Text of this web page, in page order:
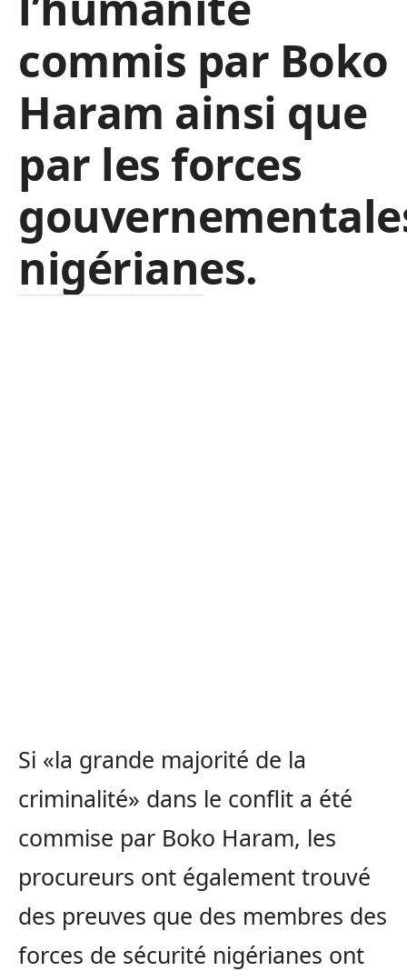
commis par Boko
Haram ainsi que
par les forces
nigérianes.
Si «la grande majorité de la
criminalité» dans le conflit a été
commise par Boko Haram, les
procureurs ont également trouvé
des preuves que des membres des
forces de sécurité nigérianes ont